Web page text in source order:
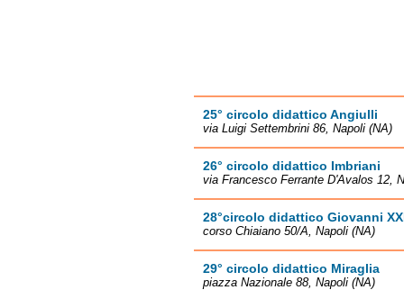
25° circolo didattico Angiulli
via Luigi Settembrini 86, Napoli (NA)
26° circolo didattico Imbriani
via Francesco Ferrante D'Avalos 12,
28°circolo didattico Giovanni
corso Chiaiano 50/A, Napoli (NA)
29° circolo didattico Miraglia
piazza Nazionale 88, Napoli (NA)